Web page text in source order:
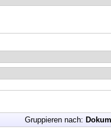
Gruppieren nach: